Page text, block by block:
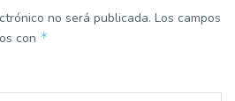
no será publicada. Los campos
con *